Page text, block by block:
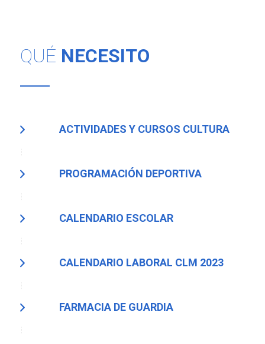
QUÉ NECESITO
ACTIVIDADES Y CURSOS CULTURA
PROGRAMACIÓN DEPORTIVA
CALENDARIO ESCOLAR
CALENDARIO LABORAL CLM 2023
FARMACIA DE GUARDIA